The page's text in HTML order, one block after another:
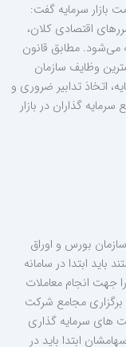
بازار سرمایه گفت:
اقتصادی کلان،
می‌شود. مطابق قانون
وظایف سازمان
اتخاذ تدابیر ضروری و
گذاران در بازار
بورس و اوراق
باید ابتدا در سامانه
جهت انجام معاملات
مجامع شرکت
های سرمایه گذاری
ابتدا باید در